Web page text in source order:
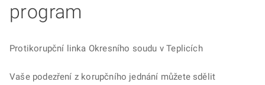
program
Protikorupční linka Okresního soudu v Teplicích
Vaše podezření z korupčního jednání můžete sdělit